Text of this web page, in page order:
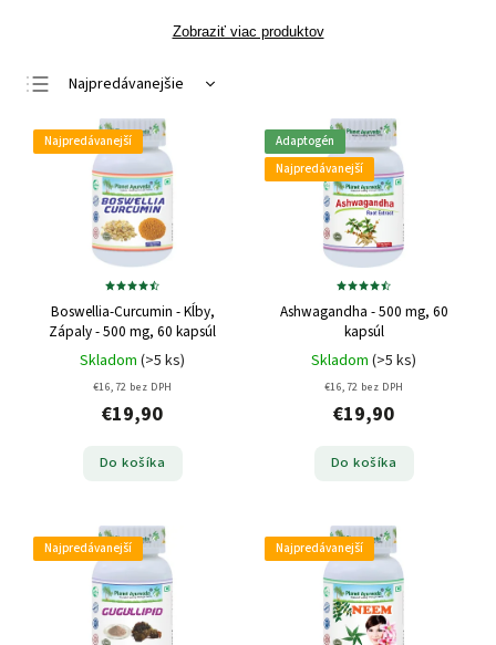
Zobraziť viac produktov
Najpredávanejšie
Najlacnejšie
Najdrahšie
Abecedne
Najpredávanejší
Boswellia-Curcumin - Kĺby,
Zápaly - 500 mg, 60 kapsúl
Skladom (>5 ks)
€16,72 bez DPH
€19,90
Do košíka
Adaptogén
Najpredávanejší
Ashwagandha - 500 mg, 60
kapsúl
Skladom (>5 ks)
€16,72 bez DPH
€19,90
Do košíka
Najpredávanejší Najpredávanejší